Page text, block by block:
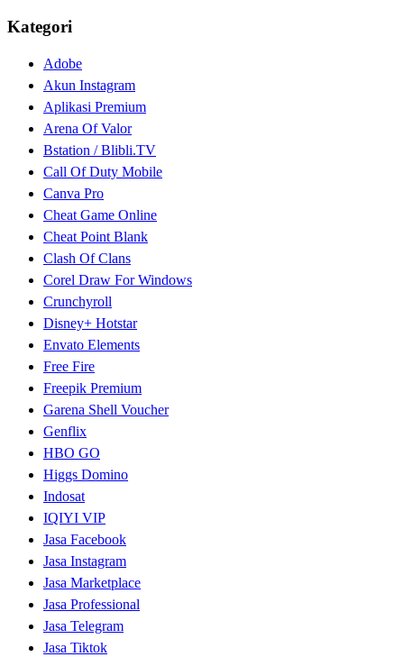
Kategori
Adobe
Akun Instagram
Aplikasi Premium
Arena Of Valor
Bstation / Blibli.TV
Call Of Duty Mobile
Canva Pro
Cheat Game Online
Cheat Point Blank
Clash Of Clans
Corel Draw For Windows
Crunchyroll
Disney+ Hotstar
Envato Elements
Free Fire
Freepik Premium
Garena Shell Voucher
Genflix
HBO GO
Higgs Domino
Indosat
IQIYI VIP
Jasa Facebook
Jasa Instagram
Jasa Marketplace
Jasa Professional
Jasa Telegram
Jasa Tiktok